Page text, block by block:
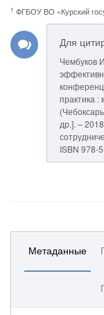
1 ФГБОУ ВО «Курский
Для
Чембуков
практика
др.]. –
ISBN 978-
Метаданные